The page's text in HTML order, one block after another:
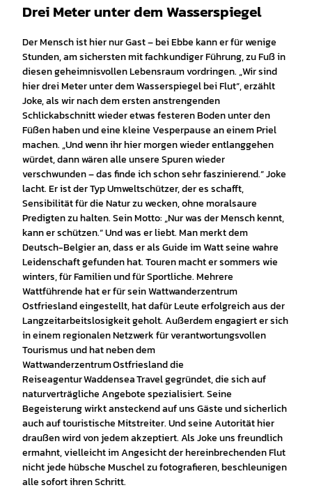
Drei Meter unter dem Wasserspiegel
Der Mensch ist hier nur Gast – bei Ebbe kann er für wenige
Stunden, am sichersten mit fachkundiger Führung, zu Fuß in
diesen geheimnisvollen Lebensraum vordringen. „Wir sind
hier drei Meter unter dem Wasserspiegel bei Flut“, erzählt
Joke, als wir nach dem ersten anstrengenden
Schlickabschnitt wieder etwas festeren Boden unter den
Füßen haben und eine kleine Vesperpause an einem Priel
machen. „Und wenn ihr hier morgen wieder entlanggehen
würdet, dann wären alle unsere Spuren wieder
verschwunden – das finde ich schon sehr faszinierend.“ Joke
lacht. Er ist der Typ Umweltschützer, der es schafft,
Sensibilität für die Natur zu wecken, ohne moralsaure
Predigten zu halten. Sein Motto: „Nur was der Mensch kennt,
kann er schützen.“ Und was er liebt. Man merkt dem
Deutsch-Belgier an, dass er als Guide im Watt seine wahre
Leidenschaft gefunden hat. Touren macht er sommers wie
winters, für Familien und für Sportliche. Mehrere
Wattführende hat er für sein Wattwanderzentrum
Ostfriesland eingestellt, hat dafür Leute erfolgreich aus der
Langzeitarbeitslosigkeit geholt. Außerdem engagiert er sich
in einem regionalen Netzwerk für verantwortungsvollen
Tourismus und hat neben dem
Wattwanderzentrum Ostfriesland die
Reiseagentur Waddensea Travel gegründet, die sich auf
naturverträgliche Angebote spezialisiert. Seine
Begeisterung wirkt ansteckend auf uns Gäste und sicherlich
auch auf touristische Mitstreiter. Und seine Autorität hier
draußen wird von jedem akzeptiert. Als Joke uns freundlich
ermahnt, vielleicht im Angesicht der hereinbrechenden Flut
nicht jede hübsche Muschel zu fotografieren, beschleunigen
alle sofort ihren Schritt.